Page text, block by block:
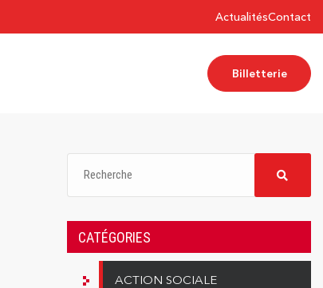
ActualitésContact
Billetterie
CATÉGORIES
ACTION SOCIALE